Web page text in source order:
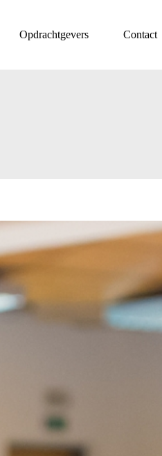
Opdrachtgevers Contact